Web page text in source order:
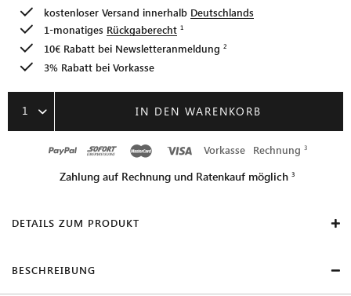
kostenloser Versand innerhalb Deutschlands
1-monatiges Rückgaberecht
10€ Rabatt bei Newsletteranmeldung
3% Rabatt bei Vorkasse
1 IN DEN WARENKORB
Vorkasse Rechnung
Zahlung auf Rechnung und Ratenkauf möglich
DETAILS ZUM PRODUKT
BESCHREIBUNG